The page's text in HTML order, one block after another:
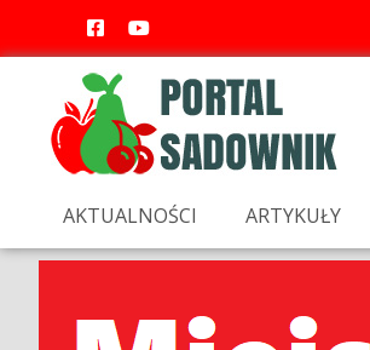
AKTUALNOŚCI ARTYKUŁY